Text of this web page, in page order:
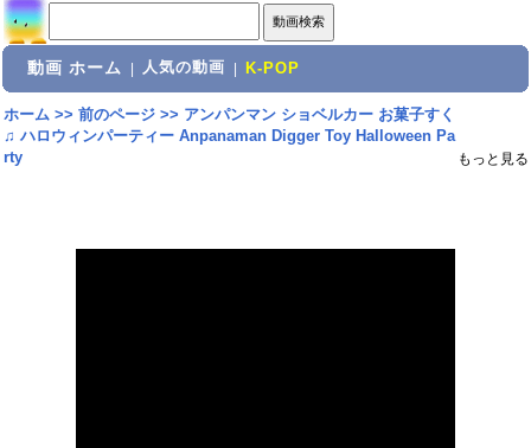
動画 ホーム 人気の動画 K-POP
ホーム>> 前のページ>> アンパンマン ショベルカー お菓子すく
♫ ハロウィンパーティー Anpanaman Digger Toy Halloween Pa
rty
もっと見る